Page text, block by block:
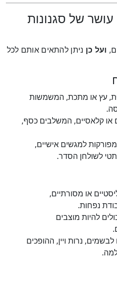
של סגנונות
ועל כןניתן להתאים אותם לכל
עץ או מתכת, המשמשות
או קלאסיים, המשלבים כסף,
למגשים אישיים,
לשולחן הסדר.
או מסורתיים,
נפחות.
להיות מוצבים
נרות ויין, ההופכים